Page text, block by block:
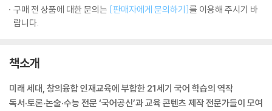
구매 전 상품에 대한 문의는 [판매자에게 문의하기]를 이용해 주시기 바
랍니다.
책소개
미래 세대, 창의융합 인재교육에 부합한 21세기 국어 학습의 역작
독서·토론·논술·수능 전문 ‘국어공신’과 교육 콘텐츠 제작 전문가들이 모여